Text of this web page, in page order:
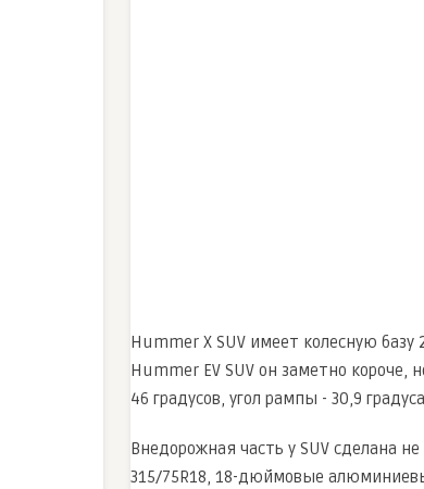
Hummer X SUV имеет колесную
Hummer EV SUV он заметно
46 градусов, угол рампы - 30,9
Внедорожная часть у SUV сделана
315/75R18, 18-дюймовые